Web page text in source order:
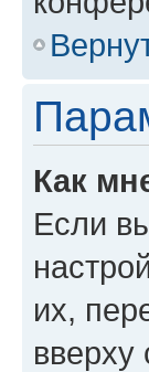
Как
Если
их,